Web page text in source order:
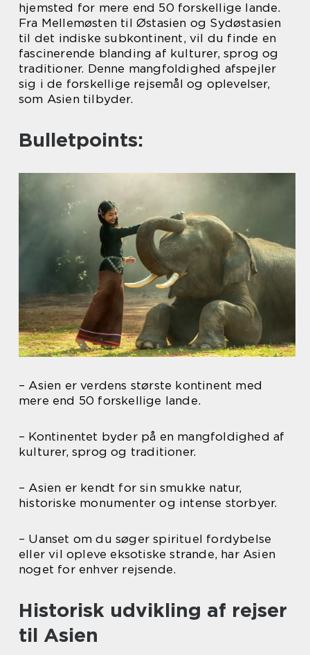
hjemsted for mere end 50 forskellige lande.
Fra Mellemøsten til Østasien og Sydøstasien
til det indiske subkontinent, vil du finde en
fascinerende blanding af kulturer, sprog og
traditioner. Denne mangfoldighed afspejler
sig i de forskellige rejsemål og oplevelser,
som Asien tilbyder.
Bulletpoints:
– Asien er verdens største kontinent med
mere end 50 forskellige lande.
– Kontinentet byder på en mangfoldighed af
kulturer, sprog og traditioner.
– Asien er kendt for sin smukke natur,
historiske monumenter og intense storbyer.
– Uanset om du søger spirituel fordybelse
eller vil opleve eksotiske strande, har Asien
noget for enhver rejsende.
Historisk udvikling af rejser
til Asien